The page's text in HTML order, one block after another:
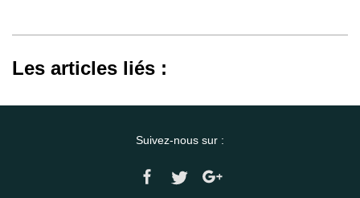
Les articles liés :
Suivez-nous sur :